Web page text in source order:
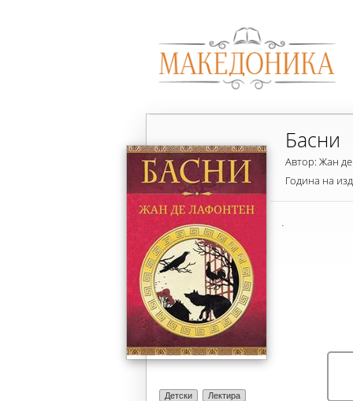
Детски Лектира
Басни
Автор: Жан
Година на
.